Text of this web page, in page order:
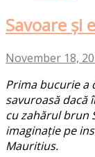
Savoare și
November 18,
Prima bucurie a
savuroasă dacă
cu zahărul brun
imaginație pe
Mauritius.